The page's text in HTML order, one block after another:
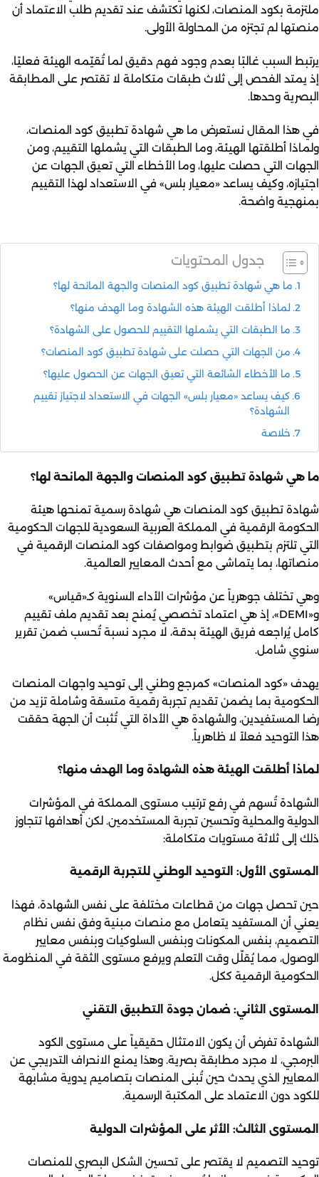
ملتزمة بكود المنصات، لكنها تكتشف عند تقديم طلب الاعتماد أن
منصتها لم تجتزه من المحاولة الأولى.
يرتبط السبب غالبًا بعدم وجود فهم دقيق لما تُقيّمه الهيئة فعليًا،
إذ يمتد الفحص إلى ثلاث طبقات متكاملة لا تقتصر على المطابقة
البصرية وحدها.
في هذا المقال نستعرض ما هي شهادة تطبيق كود المنصات،
ولماذا أطلقتها الهيئة، وما الطبقات التي يشملها التقييم، ومن
الجهات التي حصلت عليها، وما الأخطاء التي تعيق الجهات عن
اجتيازه، وكيف يساعد «معيار بلس» في الاستعداد لهذا التقييم
بمنهجية واضحة.
جدول المحتويات
ما هي شهادة تطبيق كود المنصات والجهة المانحة لها؟
لماذا أطلقت الهيئة هذه الشهادة وما الهدف منها؟
ما الطبقات التي يشملها التقييم للحصول على الشهادة؟
من الجهات التي حصلت على شهادة تطبيق كود المنصات؟
ما الأخطاء الشائعة التي تعيق الجهات عن الحصول عليها؟
كيف يساعد «معيار بلس» الجهات في الاستعداد لاجتياز تقييم
الشهادة؟
خلاصة
ما هي شهادة تطبيق كود المنصات والجهة المانحة لها؟
شهادة تطبيق كود المنصات هي شهادة رسمية تمنحها هيئة
الحكومة الرقمية في المملكة العربية السعودية للجهات الحكومية
التي تلتزم بتطبيق ضوابط ومواصفات كود المنصات الرقمية في
منصاتها، بما يتماشى مع أحدث المعايير العالمية.
وهي تختلف جوهرياً عن مؤشرات الأداء السنوية كـ«قياس»
و«DEMI»، إذ هي اعتماد تخصصي يُمنح بعد تقديم ملف تقييم
كامل يُراجعه فريق الهيئة بدقة، لا مجرد نسبة تُحسب ضمن تقرير
سنوي شامل.
يهدف «كود المنصات» كمرجع وطني إلى توحيد واجهات المنصات
الحكومية بما يضمن تقديم تجربة رقمية متسقة وشاملة تزيد من
رضا المستفيدين، والشهادة هي الأداة التي تُثبت أن الجهة حققت
هذا التوحيد فعلاً لا ظاهرياً.
لماذا أطلقت الهيئة هذه الشهادة وما الهدف منها؟
الشهادة تُسهم في رفع ترتيب مستوى المملكة في المؤشرات
الدولية والمحلية وتحسين تجربة المستخدمين. لكن أهدافها تتجاوز
ذلك إلى ثلاثة مستويات متكاملة:
المستوى الأول: التوحيد الوطني للتجربة الرقمية
حين تحصل جهات من قطاعات مختلفة على نفس الشهادة، فهذا
يعني أن المستفيد يتعامل مع منصات مبنية وفق نفس نظام
التصميم، بنفس المكونات وبنفس السلوكيات وبنفس معايير
الوصول، مما يُقلّل وقت التعلم ويرفع مستوى الثقة في المنظومة
الحكومية الرقمية ككل.
المستوى الثاني: ضمان جودة التطبيق التقني
الشهادة تفرض أن يكون الامتثال حقيقياً على مستوى الكود
البرمجي، لا مجرد مطابقة بصرية. وهذا يمنع الانحراف التدريجي عن
المعايير الذي يحدث حين تُبنى المنصات بتصاميم يدوية مشابهة
للكود دون الاعتماد على المكتبة الرسمية.
المستوى الثالث: الأثر على المؤشرات الدولية
توحيد التصميم لا يقتصر على تحسين الشكل البصري للمنصات